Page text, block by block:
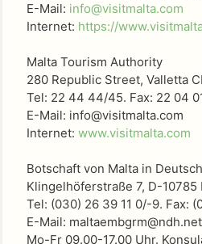
E-Mail: info@visitmalta.com
Internet: https://
Malta Tourism Authority
280 Republic Street, Valletta
Tel: 22 44 44/45. Fax: 22 04
E-Mail: info@visitmalta.com
Internet: www.visitmalta.com
Botschaft von Malta in
Klingelhöferstraße 7, D-10785
Tel: (030) 26 39 11 0/-9. Fax:
E-Mail: maltaembgrm@ndh.net
Mo-Fr 09.00-17.00 Uhr.